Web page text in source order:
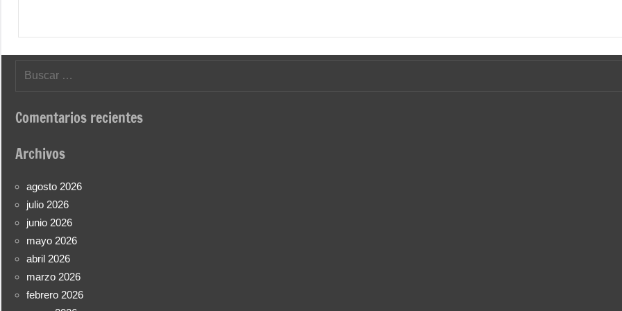
Buscar:
Comentarios recientes
Archivos
agosto 2026
julio 2026
junio 2026
mayo 2026
abril 2026
marzo 2026
febrero 2026